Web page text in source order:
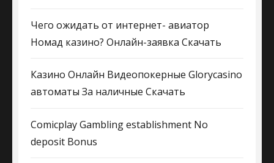
Чего ожидать от интернет- авиатор
Номад казино? Онлайн-заявка Скачать
Казино Онлайн Видеопокерные Glorycasino
автоматы За наличные Скачать
Comicplay Gambling establishment No
deposit Bonus